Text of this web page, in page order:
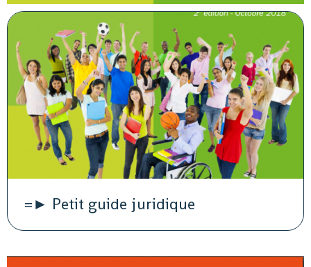
=► Petit guide juridique